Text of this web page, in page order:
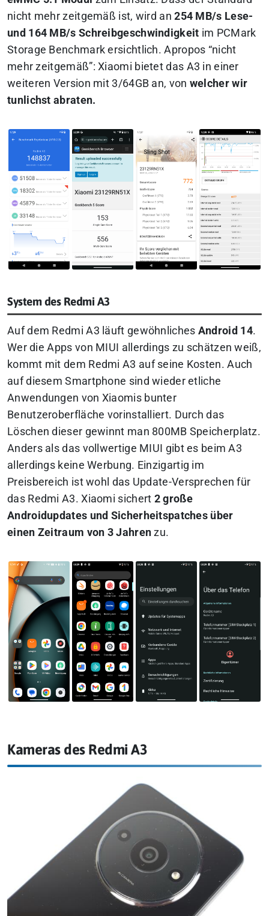
nicht mehr zeitgemäß ist, wird an254 MB/s Lese-
und 164 MB/s Schreibgeschwindigkeit im PCMark
Storage Benchmark ersichtlich. Apropos “nicht
mehr zeitgemäß”: Xiaomi bietet das A3 in einer
weiteren Version mit 3/64GB an, von welcher wir
tunlichst abraten.
System des Redmi A3
Auf dem Redmi A3 läuft gewöhnliches Android 14.
Wer die Apps von MIUI allerdings zu schätzen weiß,
kommt mit dem Redmi A3 auf seine Kosten. Auch
auf diesem Smartphone sind wieder etliche
Anwendungen von Xiaomis bunter
Benutzeroberfläche vorinstalliert. Durch das
Löschen dieser gewinnt man 800MB Speicherplatz.
Anders als das vollwertige MIUI gibt es beim A3
allerdings keine Werbung. Einzigartig im
Preisbereich ist wohl das Update-Versprechen für
das Redmi A3. Xiaomi sichert 2 große
Androidupdates und Sicherheitspatches über
einen Zeitraum von 3 Jahren zu.
Kameras des Redmi A3